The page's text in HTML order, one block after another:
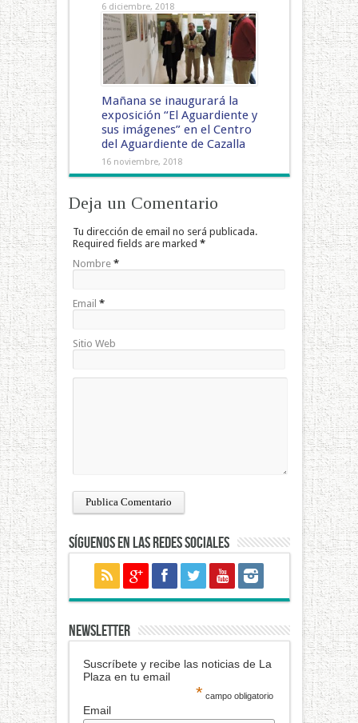
6 diciembre, 2018
Mañana se inaugurará la
exposición “El Aguardiente y
sus imágenes” en el Centro
del Aguardiente de Cazalla
16 noviembre, 2018
Deja un Comentario
Tu dirección de email no será publicada.
Required fields are marked *
Nombre *
Email *
Sitio Web
Síguenos en las redes sociales
NEWSLETTER
Suscríbete y recibe las noticias de La
Plaza en tu email
* campo obligatorio
Email